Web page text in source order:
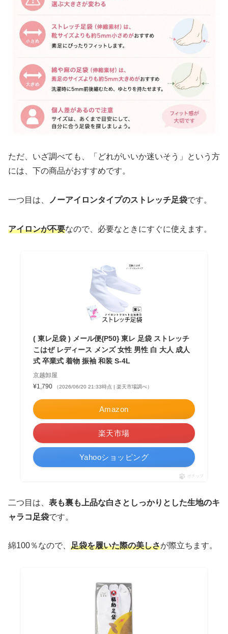
ただ、いざ調べても、「どれがいいか迷いそう」という方
には、下の商品がおすすめです。
一つ目は、 ノーアイロンタイプのストレッチ足袋です。
アイロンが不要なので、必要なときにすぐに使えます。
( 東レ足袋 ) メール便{P50} 東レ 足袋 ストレッチ
こはぜ レディース メンズ 女性 男性 白 大人 成人
式 卒業式 着物 振袖 和装 S-4L
京越卸屋
¥1,790
（2026/06/20 21:33時点 | 楽天市場調べ）
Amazon
楽天市場
Yahooショッピング
ポチップ
二つ目は、 表も裏も上品な白さとしっかりとした生地のキ
ャラコ足袋です。
綿100％なので、 足袋を履いた際の美しさが際立ちます。